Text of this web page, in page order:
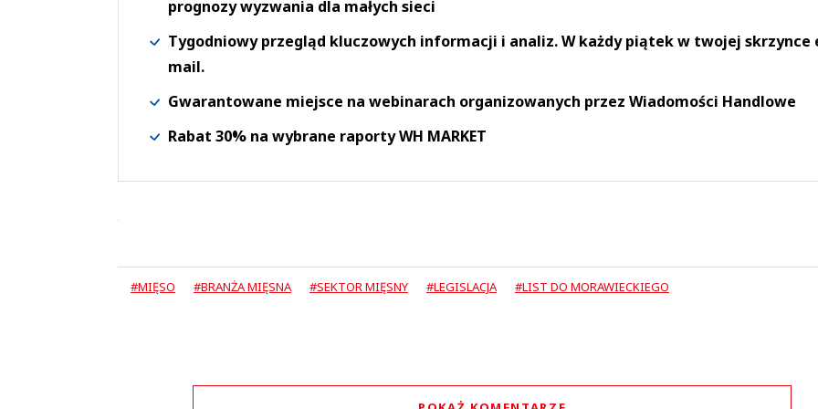
prognozy wyzwania dla małych sieci
Tygodniowy przegląd kluczowych informacji i analiz. W każdy piątek w twojej skrzynce
mail.
Gwarantowane miejsce na webinarach organizowanych przez Wiadomości Handlowe
Rabat 30% na wybrane raporty WH MARKET
#MIĘSO #BRANŻA MIĘSNA #SEKTOR MIĘSNY #LEGISLACJA #LIST DO MORAWIECKIEGO